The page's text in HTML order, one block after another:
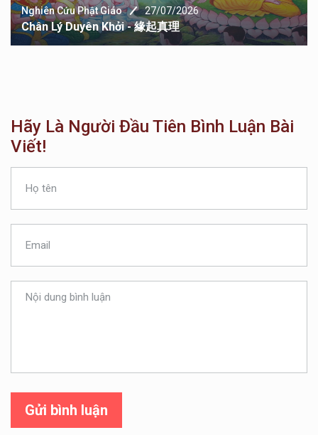
Nghiên Cứu Phật Giáo 27/07/2026
Chân Lý Duyên Khởi - 緣起真理
Hãy Là Người Đầu Tiên Bình Luận Bài
Viết!
Gửi bình luận